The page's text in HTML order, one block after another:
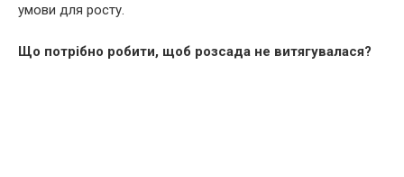
умови для росту.
Що потрібно робити, щоб розсада не витягувалася?